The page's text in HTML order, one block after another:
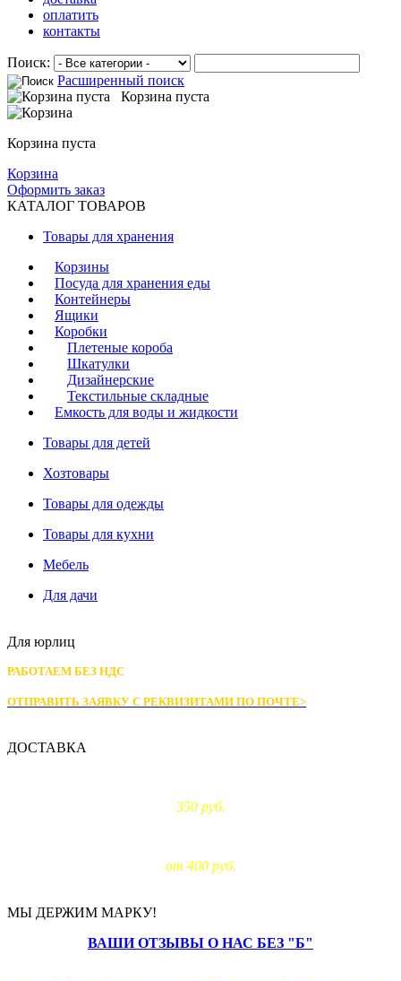
оплатить
контакты
Поиск:
Расширенный поиск
Корзина пуста
Корзина пуста
Корзина
Оформить заказ
КАТАЛОГ ТОВАРОВ
Товары для хранения
Корзины
Посуда для хранения еды
Контейнеры
Ящики
Коробки
Плетеные короба
Шкатулки
Дизайнерские
Текстильные складные
Емкость для воды и жидкости
Товары для детей
Хозтовары
Товары для одежды
Товары для кухни
Мебель
Для дачи
Для юрлиц
РАБОТАЕМ БЕЗ НДС
ОТПРАВИТЬ ЗАЯВКУ С РЕКВИЗИТАМИ ПО ПОЧТЕ>
ДОСТАВКА
350 руб.
от 400 руб.
МЫ ДЕРЖИМ МАРКУ!
ВАШИ ОТЗЫВЫ О НАС БЕЗ "Б"